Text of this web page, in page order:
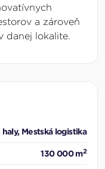
a zároveň
danej lokalite.
Mestská logistika
130 000 m2